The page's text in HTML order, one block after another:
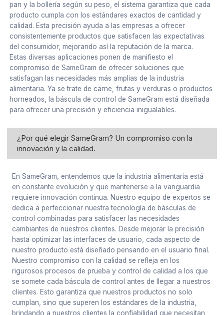
pan y la bollería según su peso, el sistema garantiza que cada
producto cumpla con los estándares exactos de cantidad y
calidad. Esta precisión ayuda a las empresas a ofrecer
consistentemente productos que satisfacen las expectativas
del consumidor, mejorando así la reputación de la marca.
Estas diversas aplicaciones ponen de manifiesto el
compromiso de SameGram de ofrecer soluciones que
satisfagan las necesidades más amplias de la industria
alimentaria. Ya se trate de carne, frutas y verduras o productos
horneados, la báscula de control de SameGram está diseñada
para ofrecer una precisión y eficiencia inigualables.
¿Por qué elegir SameGram? Un compromiso con la
innovación y la calidad.
En SameGram, entendemos que la industria alimentaria está
en constante evolución y que mantenerse a la vanguardia
requiere innovación continua. Nuestro equipo de expertos se
dedica a perfeccionar nuestra tecnología de básculas de
control combinadas para satisfacer las necesidades
cambiantes de nuestros clientes. Desde mejorar la precisión
hasta optimizar las interfaces de usuario, cada aspecto de
nuestro producto está diseñado pensando en el usuario final.
Nuestro compromiso con la calidad se refleja en los
rigurosos procesos de prueba y control de calidad a los que
se somete cada báscula de control antes de llegar a nuestros
clientes. Esto garantiza que nuestros productos no solo
cumplan, sino que superen los estándares de la industria,
brindando a nuestros clientes la confiabilidad que necesitan